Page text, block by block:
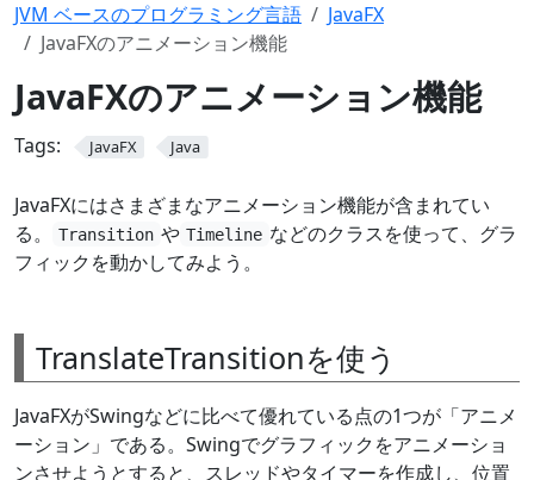
JVM ベースのプログラミング言語
JavaFX
JavaFXのアニメーション機能
JavaFXのアニメーション機能
Tags: JavaFX Java
JavaFXにはさまざまなアニメーション機能が含まれてい
る。
Transition や Timeline などのクラスを使って、グラ
フィックを動かしてみよう。
TranslateTransitionを使う
JavaFXがSwingなどに比べて優れている点の1つが「アニメ
ーション」である。Swingでグラフィックをアニメーショ
ンさせようとすると、スレッドやタイマーを作成し、位置